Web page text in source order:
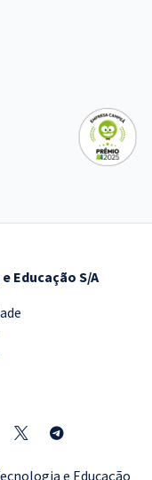
Educação S/A
e Educação